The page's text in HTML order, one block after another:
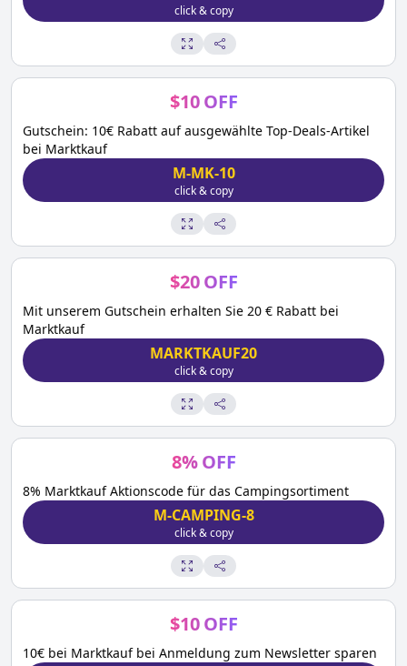
click & copy
$10 OFF
Gutschein: 10€ Rabatt auf ausgewählte Top-Deals-Artikel
bei Marktkauf
M-MK-10
click & copy
$20 OFF
Mit unserem Gutschein erhalten Sie 20 € Rabatt bei
Marktkauf
MARKTKAUF20
click & copy
8% OFF
8% Marktkauf Aktionscode für das Campingsortiment
M-CAMPING-8
click & copy
$10 OFF
10€ bei Marktkauf bei Anmeldung zum Newsletter sparen